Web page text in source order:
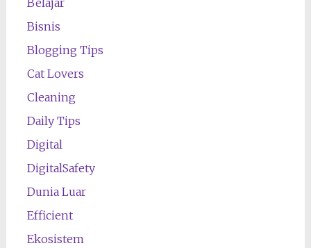
Bisnis
Blogging Tips
Cat Lovers
Cleaning
Daily Tips
Digital
DigitalSafety
Dunia Luar
Efficient
Ekosistem